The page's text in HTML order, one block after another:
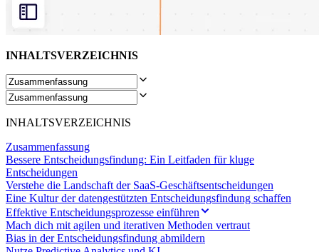
Professionelle Dienstleistungen
Fertigung
Finanzdienstleistungen
Pharmaindustrie & Life Science
Nach Team
Produktmanagement
Design & UX
Produktleitung & Product Ops
Operativer Bereich
Marketing
IT
Nach strategischer Initiative
Product Operating System
KI-Transformation
Transformation der Arbeitsweisen
INHALTSVERZEICHNIS
INHALTSVERZEICHNIS
Zusammenfassung
Bessere Entscheidungsfindung: Ein Leitfaden für kluge
Entscheidungen
Verstehe die Landschaft der SaaS-Geschäftsentscheidungen
Eine Kultur der datengestützten Entscheidungsfindung schaffen
Effektive Entscheidungsprozesse einführen
Mach dich mit agilen und iterativen Methoden vertraut
Bias in der Entscheidungsfindung abmildern